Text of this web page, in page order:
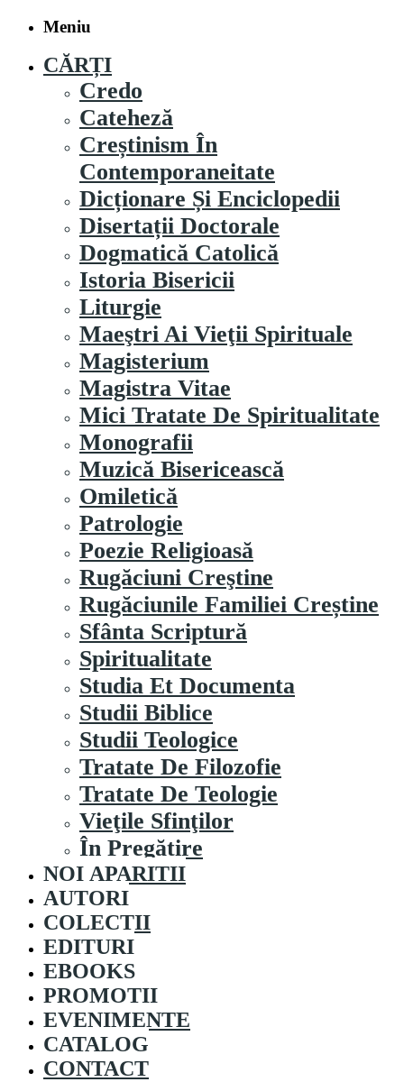
Meniu
CĂRȚI
Credo
Cateheză
Creștinism În
Contemporaneitate
Dicționare Și Enciclopedii
Disertații Doctorale
Dogmatică Catolică
Istoria Bisericii
Liturgie
Maeştri Ai Vieţii Spirituale
Magisterium
Magistra Vitae
Mici Tratate De Spiritualitate
Monografii
Muzică Bisericească
Omiletică
Patrologie
Poezie Religioasă
Rugăciuni Creştine
Rugăciunile Familiei Creștine
Sfânta Scriptură
Spiritualitate
Studia Et Documenta
Studii Biblice
Studii Teologice
Tratate De Filozofie
Tratate De Teologie
Vieţile Sfinţilor
În Pregătire
NOI APARITII
AUTORI
COLECȚII
EDITURI
EBOOKS
PROMOȚII
EVENIMENTE
CATALOG
CONTACT